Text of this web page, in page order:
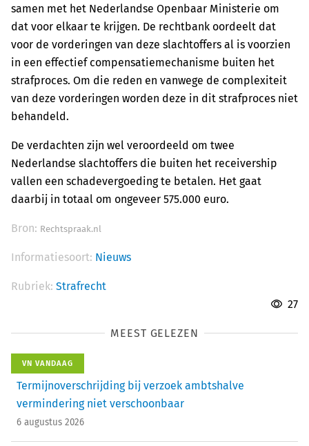
samen met het Nederlandse Openbaar Ministerie om
dat voor elkaar te krijgen. De rechtbank oordeelt dat
voor de vorderingen van deze slachtoffers al is voorzien
in een effectief compensatiemechanisme buiten het
strafproces. Om die reden en vanwege de complexiteit
van deze vorderingen worden deze in dit strafproces niet
behandeld.
De verdachten zijn wel veroordeeld om twee
Nederlandse slachtoffers die buiten het receivership
vallen een schadevergoeding te betalen. Het gaat
daarbij in totaal om ongeveer 575.000 euro.
Bron: Rechtspraak.nl
Informatiesoort: Nieuws
Rubriek: Strafrecht
27
MEEST GELEZEN
VN VANDAAG
Termijnoverschrijding bij verzoek ambtshalve
vermindering niet verschoonbaar
6 augustus 2026